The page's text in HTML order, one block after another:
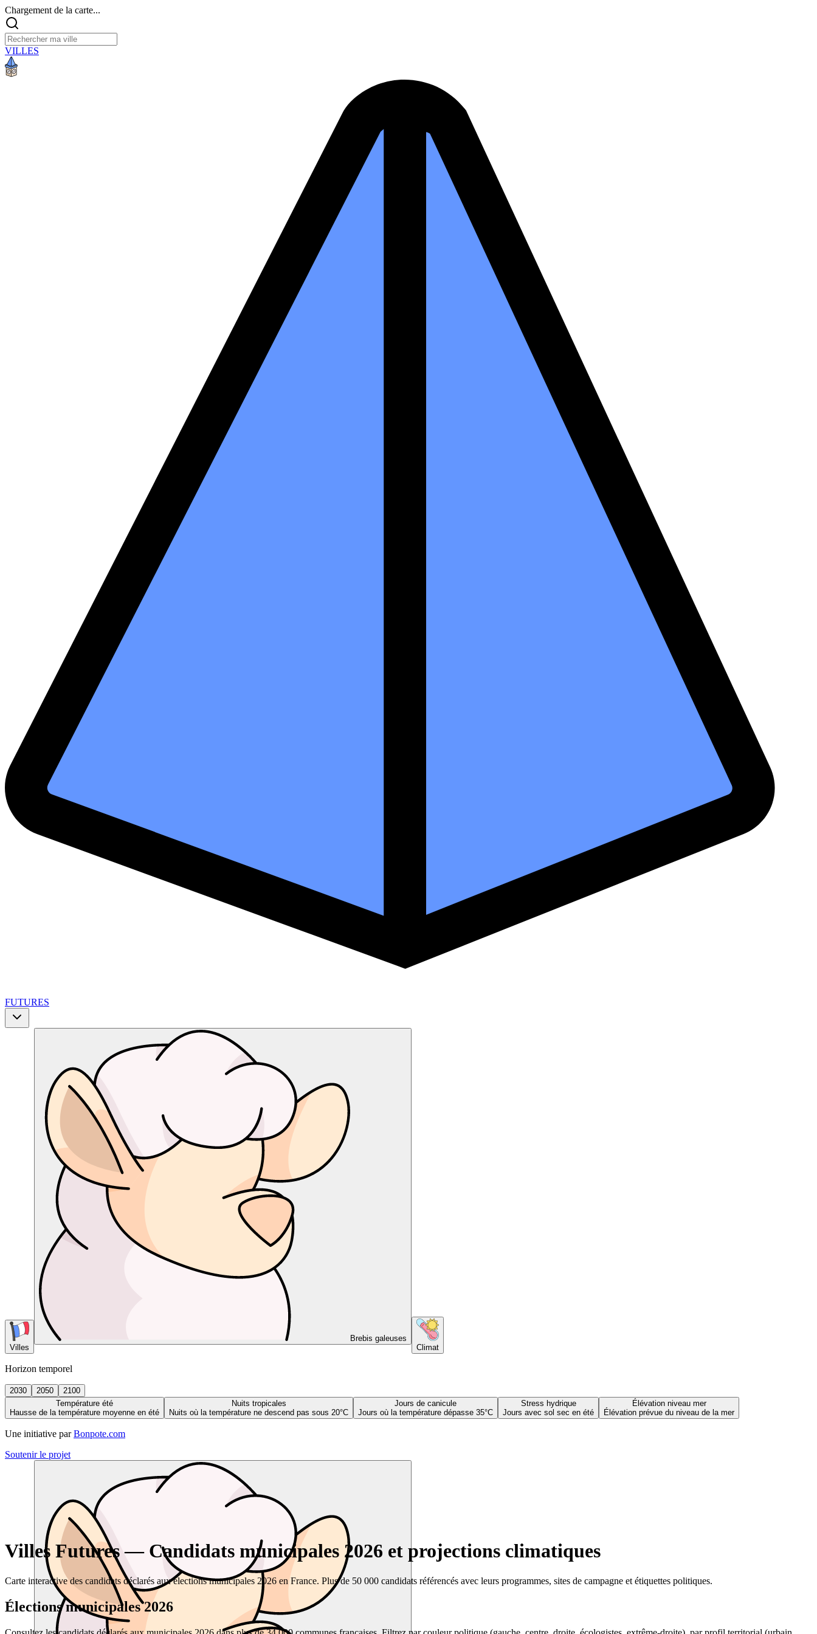
Chargement de la carte...
VILLES
FUTURES
Villes
Brebis galeuses
Climat
Horizon temporel
2030 2050
2100
Température été
Hausse de la température moyenne en été
Nuits tropicales
Nuits où la température ne descend pas sous 20°C
Jours de canicule
Jours où la température dépasse 35°C
Stress hydrique
Jours avec sol sec en été
Élévation niveau mer
Élévation prévue du niveau de la mer
Une initiative par Bonpote.com
Soutenir le projet
Villes Futures — Candidats municipales 2026 et projections climatiques
Carte interactive des candidats déclarés aux élections municipales 2026 en France. Plus de 50 000 candidats référencés avec leurs programmes, sites de campagne et étiquettes politiques.
Élections municipales 2026